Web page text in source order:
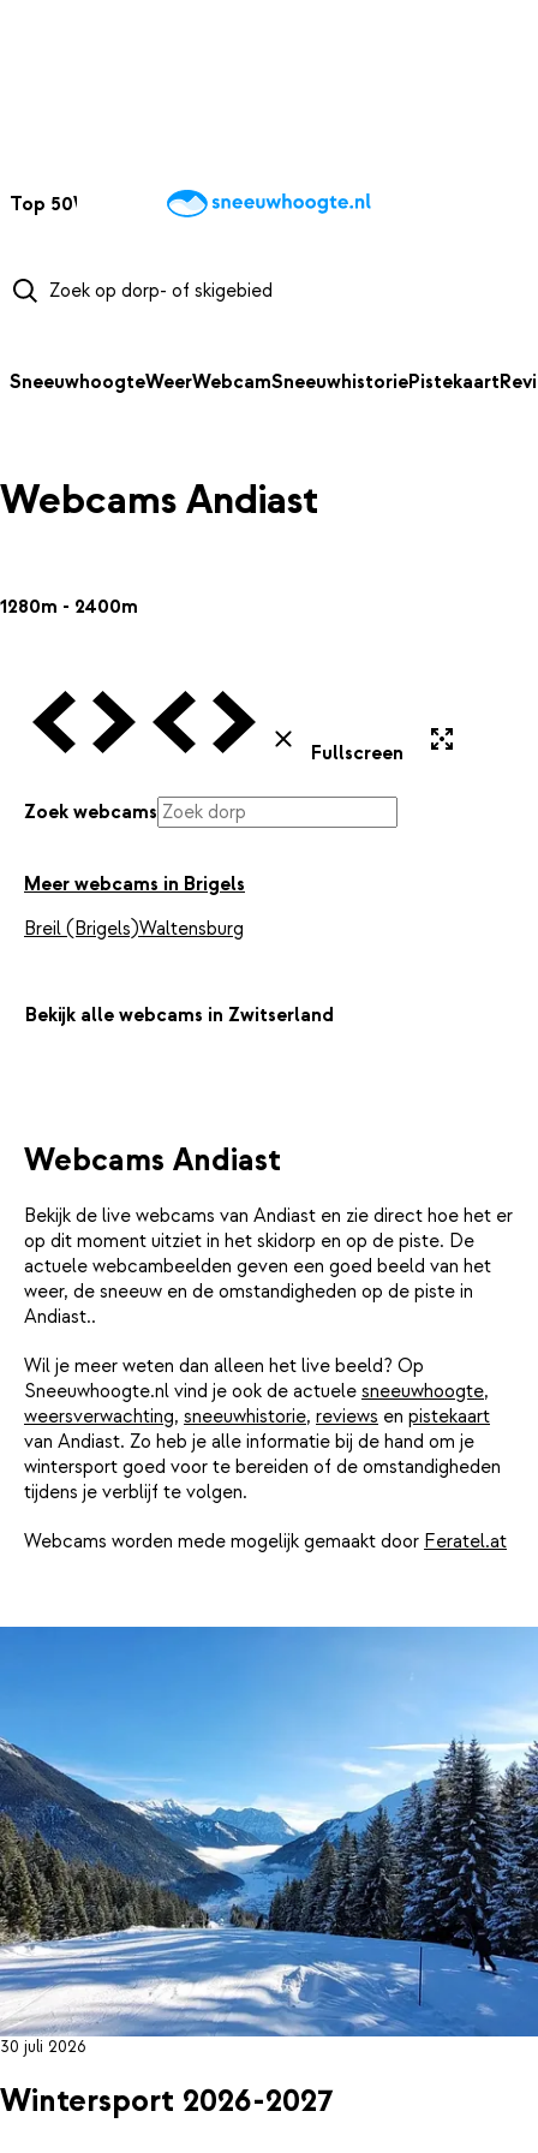
Top 50Webcams WintersportweerKaarten
SneeuwhoogteWeerWebcamSneeuwhistoriePistekaart
Webcams Andiast
1280m - 2400m
Vorige Webcam
Volgende Webcam
Vorige Webcam
Volgende Webcam
Sluiten
Fullscreen
Zoek webcams
Meer webcams in Brigels
Breil (Brigels)Waltensburg
Bekijk alle webcams in Zwitserland
Webcams Andiast
Bekijk de live webcams van Andiast en zie direct hoe het er
op dit moment uitziet in het skidorp en op de piste. De
actuele webcambeelden geven een goed beeld van het
weer, de sneeuw en de omstandigheden op de piste in
Andiast..
Wil je meer weten dan alleen het live beeld? Op
Sneeuwhoogte.nl vind je ook de actuele sneeuwhoogte,
weersverwachting, sneeuwhistorie, reviews en pistekaart
van Andiast. Zo heb je alle informatie bij de hand om je
wintersport goed voor te bereiden of de omstandigheden
tijdens je verblijf te volgen.
Webcams worden mede mogelijk gemaakt door Feratel.at
30 juli 2026
Wintersport 2026-2027